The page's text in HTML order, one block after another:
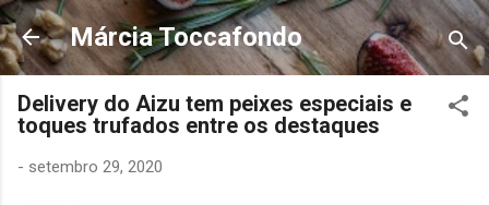
Pular para o conteúdo principal
Márcia Toccafondo
Delivery do Aizu tem peixes especiais e
toques trufados entre os destaques
- setembro 29, 2020